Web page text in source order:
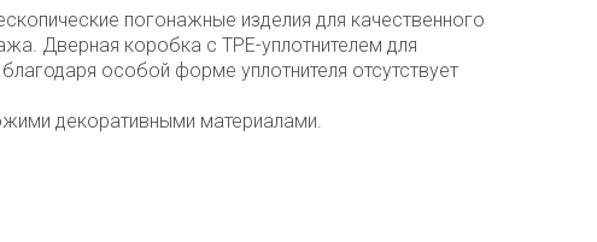
погонажные изделия для качественного
Дверная коробка с TPE-уплотнителем для
особой форме уплотнителя отсутствует
декоративными материалами.